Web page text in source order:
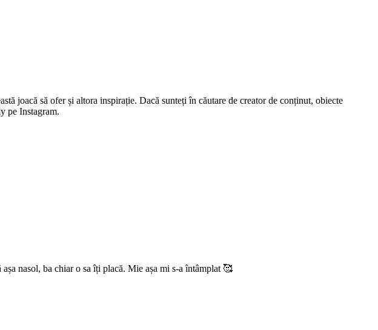
joacă să ofer și altora inspirație. Dacă sunteți în căutare de creator de conținut, obiecte
pe Instagram.
nasol, ba chiar o sa îți placă. Mie așa mi s-a întâmplat 🥰